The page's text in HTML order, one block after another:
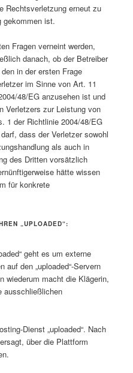
Rechtsverletzung erneut zu
gekommen ist.
Fragen verneint werden,
danach, ob der Betreiber
in der ersten Frage
im Sinne von Art. 11
48/EG anzusehen ist und
Verletzers zur Leistung von
1 der Richtlinie 2004/48/EG
dass der Verletzer sowohl
als auch in
des Dritten vorsätzlich
hätte wissen
für konkrete
„UPLOADED“:
geht es um externe
auf den „uploaded“-Servern
wiederum macht die Klägerin,
ausschließlichen
Dienst „uploaded“. Nach
über die Plattform